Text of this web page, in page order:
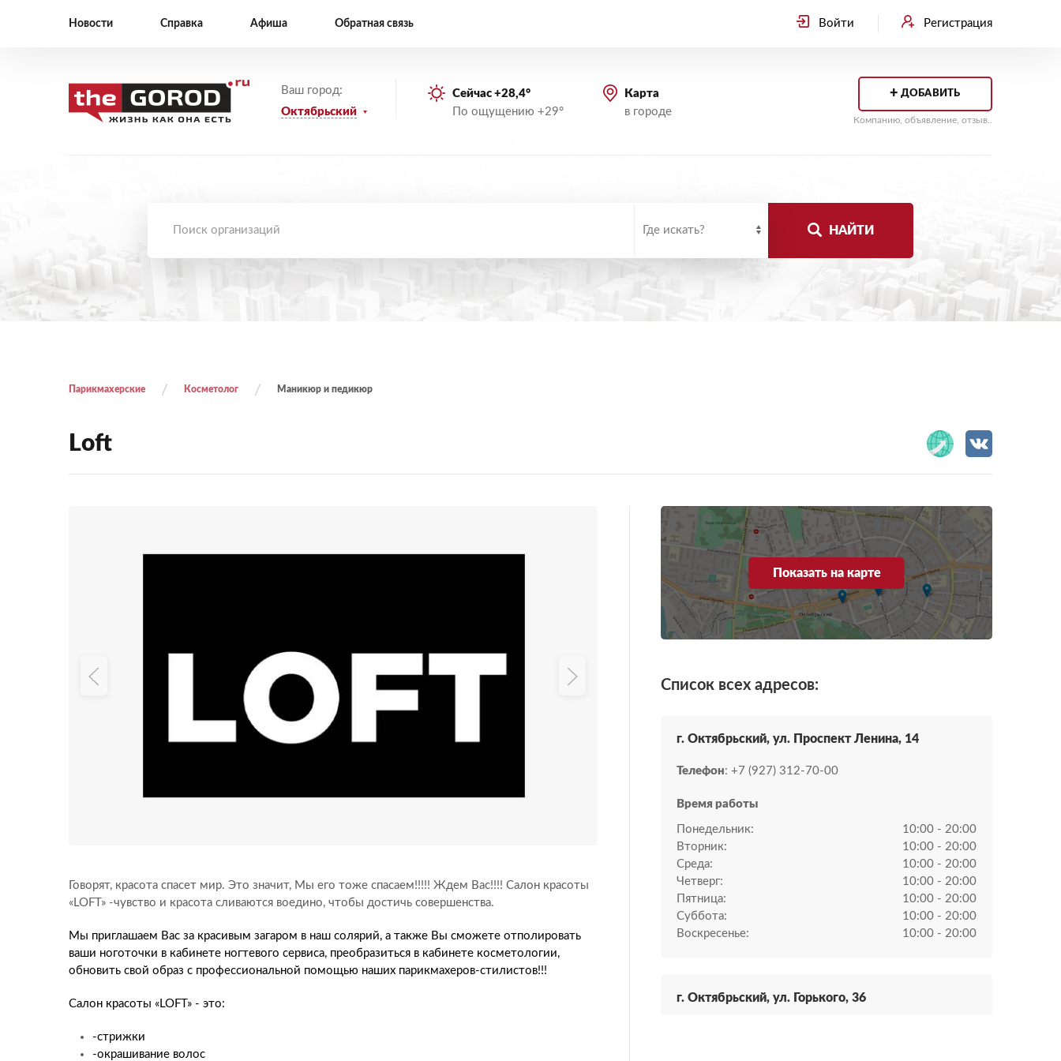
Новости Справка Афиша Обратная связь Войти Регистрация
Ваш город:
Октябрьский
Сейчас +28,4°
По ощущению +29°
Карта
в городе
+ ДОБАВИТЬ
Компанию, объявление, отзыв..
НАЙТИ
Парикмахерские Косметолог Маникюр и педикюр
Loft
Говорят, красота спасет мир. Это значит, Мы его тоже спасаем!!!!! Ждем Вас!!!! Салон красоты
«LOFT» -чувство и красота сливаются воедино, чтобы достичь совершенства.
Мы приглашаем Вас за красивым загаром в наш солярий, а также Вы сможете отполировать
ваши ноготочки в кабинете ногтевого сервиса, преобразиться в кабинете косметологии,
обновить свой образ с профессиональной помощью наших парикмахеров-стилистов!!!
Салон красоты «LOFT» - это:
-стрижки
-окрашивание волос
Показать на карте
Список всех адресов:
г. Октябрьский, ул. ​Проспект Ленина, 14
Телефон: +7 (927) 312-70-00
Время работы
Понедельник:
10:00 - 20:00
Вторник:
10:00 - 20:00
Среда:
10:00 - 20:00
Четверг:
10:00 - 20:00
Пятница:
10:00 - 20:00
Суббота:
10:00 - 20:00
Воскресенье:
10:00 - 20:00
г. Октябрьский, ул. Горького, 36